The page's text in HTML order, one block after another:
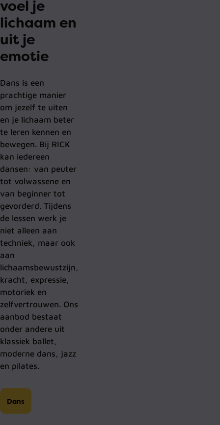
voel je
lichaam en
uit je
emotie
Dans is een
prachtige manier
om jezelf te uiten
en je lichaam beter
te leren kennen en
bewegen. Bij RICK
kan iedereen
dansen: van peuter
tot volwassene en
van beginner tot
gevorderd. Tijdens
de lessen werk je
niet alleen aan
techniek, maar ook
aan
lichaamsbewustzijn,
kracht, expressie,
motoriek en
zelfvertrouwen. Ons
aanbod bestaat
onder andere uit
klassiek ballet,
moderne dans, jazz
en pilates.
Dans